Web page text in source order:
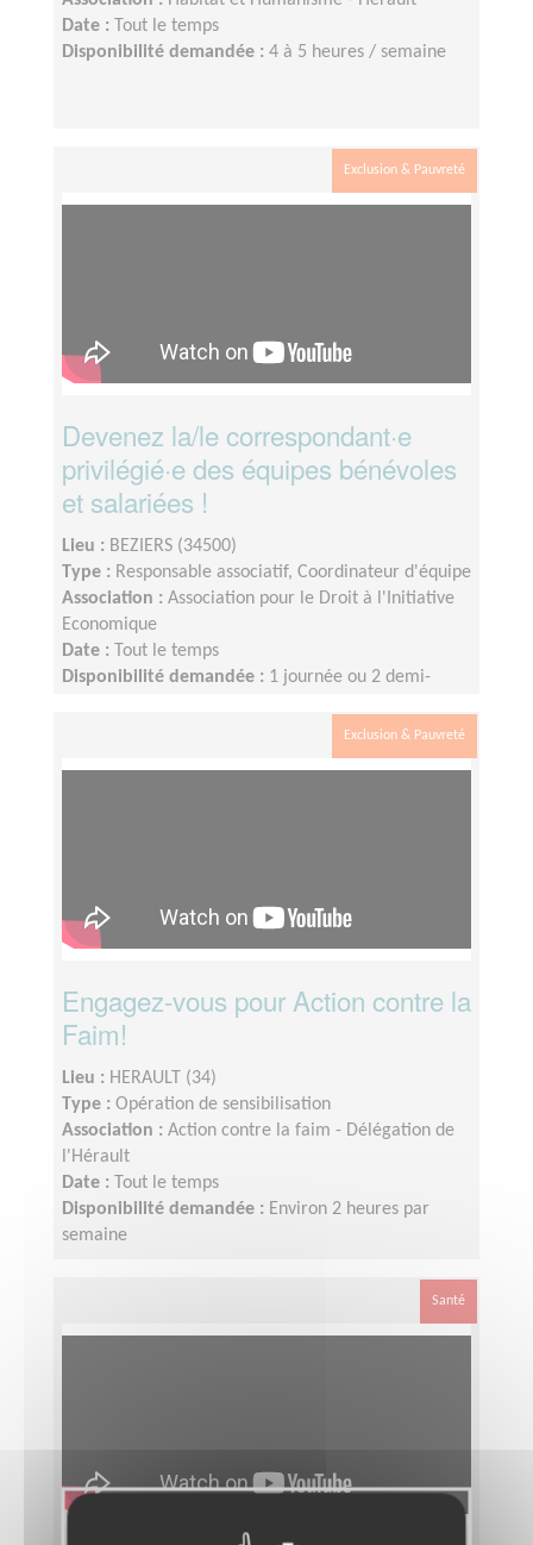
Date :
Tout le temps
Disponibilité demandée : 4 à 5 heures / semaine
Exclusion & Pauvreté
Devenez la/le correspondant·e
privilégié·e des équipes bénévoles
et salariées !
Lieu : BEZIERS (34500)
Type : Responsable associatif, Coordinateur d'équipe
Association : Association pour le Droit à l'Initiative
Economique
Date :
Tout le temps
Disponibilité demandée : 1 journée ou 2 demi-
Exclusion & Pauvreté
Engagez-vous pour Action contre la
Faim!
Lieu : HERAULT (34)
Type : Opération de sensibilisation
Association : Action contre la faim - Délégation de
l'Hérault
Date :
Tout le temps
Disponibilité demandée : Environ 2 heures par
semaine
Santé